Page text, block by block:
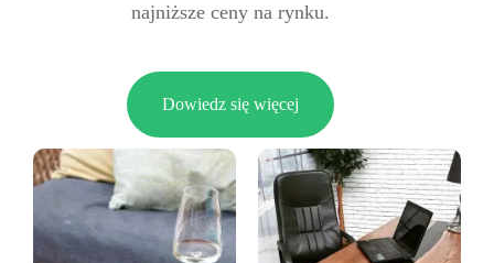
najniższe ceny na rynku.
Dowiedz się więcej